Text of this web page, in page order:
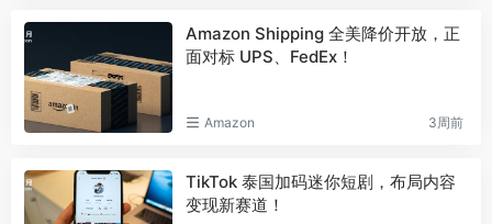
Amazon Shipping 全美降价开放，正
面对标 UPS、FedEx！
Amazon 3周前
TikTok 泰国加码迷你短剧，布局内容
变现新赛道！